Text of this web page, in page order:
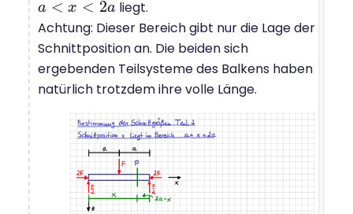
a < x < 2a
a<x< 2a
liegt.
Achtung: Dieser Bereich gibt nur die Lage der
Schnittposition an. Die beiden sich
ergebenden Teilsysteme des Balkens haben
natürlich trotzdem ihre volle Länge.